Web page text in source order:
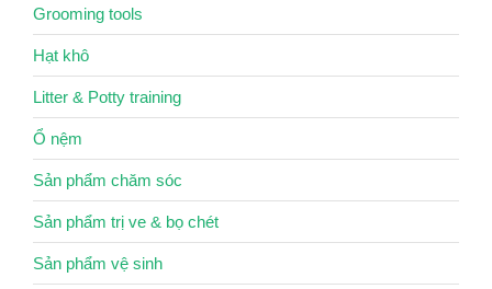
Grooming tools
Hạt khô
Litter & Potty training
Ổ nệm
Sản phẩm chăm sóc
Sản phẩm trị ve & bọ chét
Sản phẩm vệ sinh